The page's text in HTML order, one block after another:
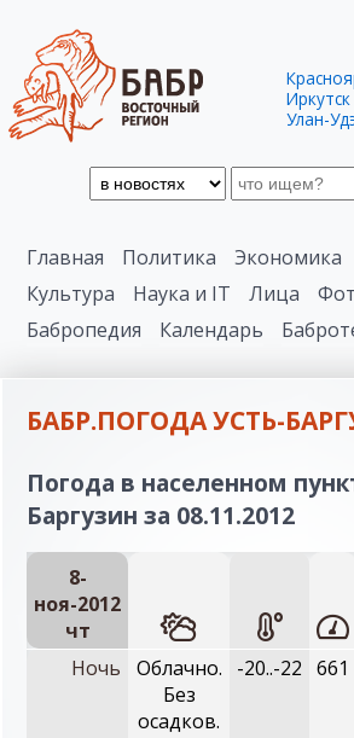
Иркутск
Улан-
Главная Политика
Экономика
Культура
Наука и IT Лица
Бабропедия
Календарь
БАБР.ПОГОДА УСТЬ-
Погода в населенном
Баргузин за 08.11.2012
8-
ноя-2012
чт
Ночь
Облачно.
Без
осадков.
-20..-22 661